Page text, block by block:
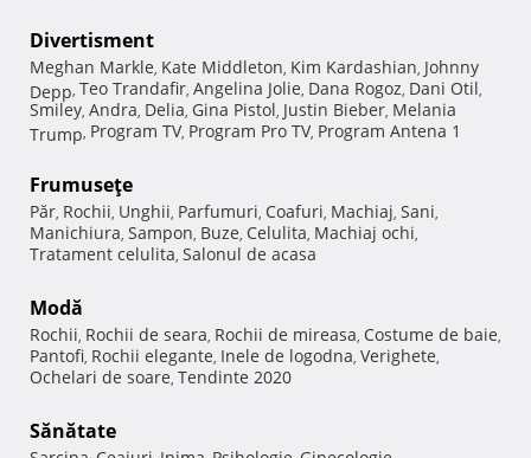
Divertisment
Meghan Markle, Kate Middleton, Kim Kardashian, Johnny
Depp, Teo Trandafir, Angelina Jolie, Dana Rogoz, Dani Otil,
Smiley, Andra, Delia, Gina Pistol, Justin Bieber, Melania
Trump, Program TV, Program Pro TV, Program Antena 1
Frumuseţe
Păr, Rochii, Unghii, Parfumuri, Coafuri, Machiaj, Sani,
Manichiura, Sampon, Buze, Celulita, Machiaj ochi,
Tratament celulita, Salonul de acasa
Modă
Rochii, Rochii de seara, Rochii de mireasa, Costume de baie,
Pantofi, Rochii elegante, Inele de logodna, Verighete,
Ochelari de soare, Tendinte 2020
Sănătate